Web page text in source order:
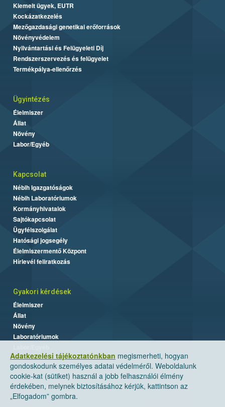
Adatkezelési tájékoztatónkban megismerheti, hogyan
gondoskodunk személyes adatai védelméről. Weboldalunk
cookie-kat (sütiket) használ a jobb felhasználói élmény
érdekében, melynek biztosításához kérjük, kattintson az
„Elfogadom” gombra.
Kiemelt ügyek, EUTR
Kockázatkezelés
Mezőgazdasági genetikai erőforrások
Növényvédelem
Nyilvántartási és Felügyeleti Díj
Rendszerszervezés és felügyelet
Termékpálya-ellenőrzés
Ügyintézés
Élelmiszer
Állat
Növény
Labor/Egyéb
Kapcsolat
Nébih Igazgatóságok
Nébih Laboratóriumok
Kormányhivatalok
Sajtókapcsolat
Ügyfélszolgálat
Hatósági jogsegély
Élelmiszermentő Központ
Hírlevél feliratkozás
Gyakori kérdések
Élelmiszer
Állat
Növény
Laboratóriumok